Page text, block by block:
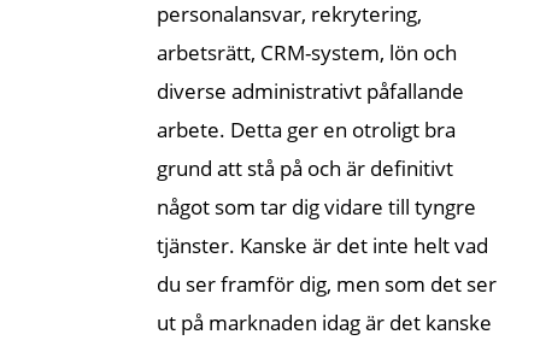
personalansvar, rekrytering,
arbetsrätt, CRM-system, lön och
diverse administrativt påfallande
arbete. Detta ger en otroligt bra
grund att stå på och är definitivt
något som tar dig vidare till tyngre
tjänster. Kanske är det inte helt vad
du ser framför dig, men som det ser
ut på marknaden idag är det kanske